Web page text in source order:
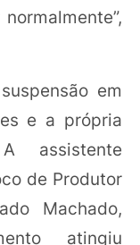
em
e a própria
assistente
de Produtor
Machado,
atingiu